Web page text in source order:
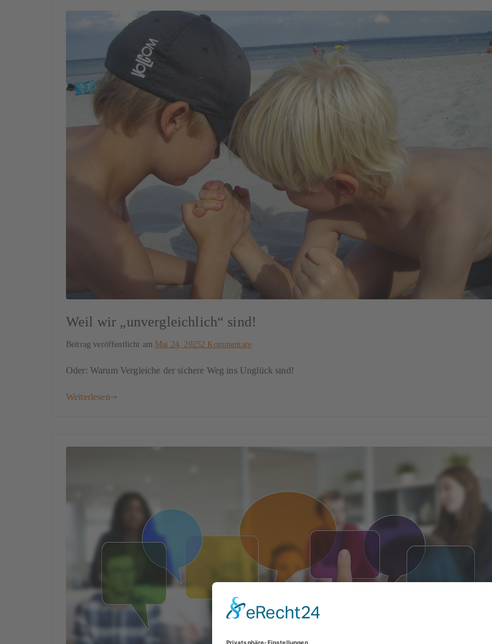
Weil wir „unvergleichlich“ sind!
Beitrag veröffentlicht am Mai 24, 20252 Kommentare
Oder: Warum Vergleiche der sichere Weg ins Unglück sind!
Weiterlesen